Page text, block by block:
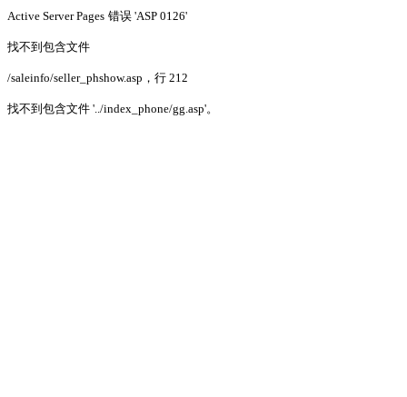
Active Server Pages 错误 'ASP 0126'
找不到包含文件
/saleinfo/seller_phshow.asp ，行 212
找不到包含文件 '../index_phone/gg.asp'。